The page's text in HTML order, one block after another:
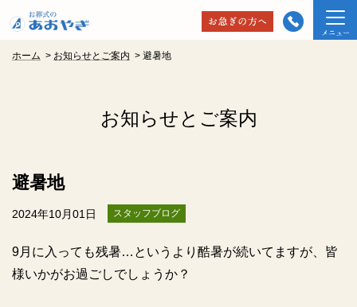
ホーム > お知らせとご案内 > 避暑地
お知らせとご案内
避暑地
2024年10月01日 スタッフブログ
9月に入っても残暑…というより酷暑が続いてますが、皆
様いかがお過ごしでしょうか？